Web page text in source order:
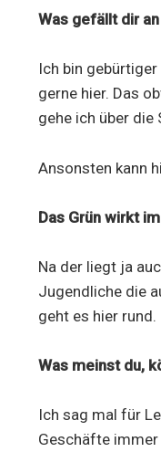
Was gefällt dir
Ich bin
gerne hier. Das
gehe ich über die
Ansonsten kann
Das Grün wirkt
Na der liegt ja
Jugendliche die
geht es hier rund.
Was meinst du,
Ich sag mal für
Geschäfte